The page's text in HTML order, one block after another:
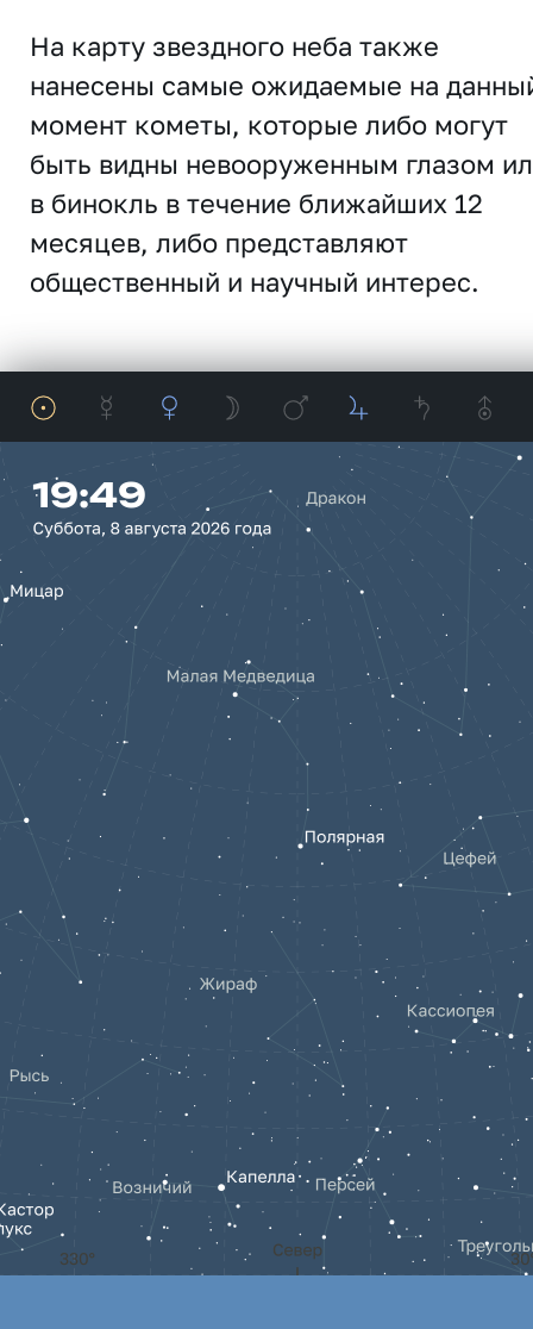
На карту звездного неба также
нанесены самые ожидаемые на
момент кометы, которые либо могут
быть видны невооруженным глазом
в бинокль в течение ближайших 12
месяцев, либо представляют
общественный и научный интерес.